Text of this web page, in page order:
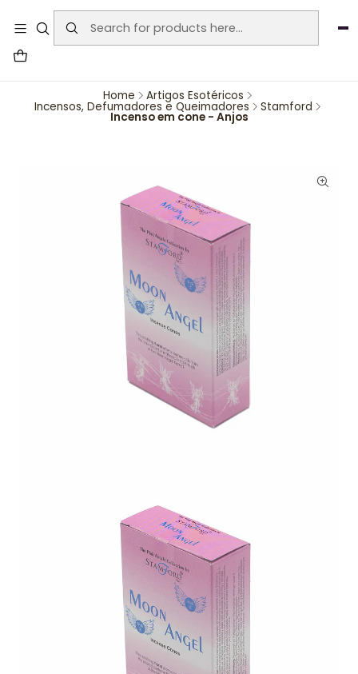
User-agent: * Allow: / Sitemap:
https://www.auraemporium.pt/sitemap.xml
Home Artigos Esotéricos
Incensos, Defumadores e Queimadores Stamford
Incenso em cone - Anjos